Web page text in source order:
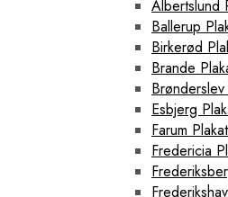
Albertslund
Ballerup
Birkerød
Brande
Esbjerg
Farum
Fredericia